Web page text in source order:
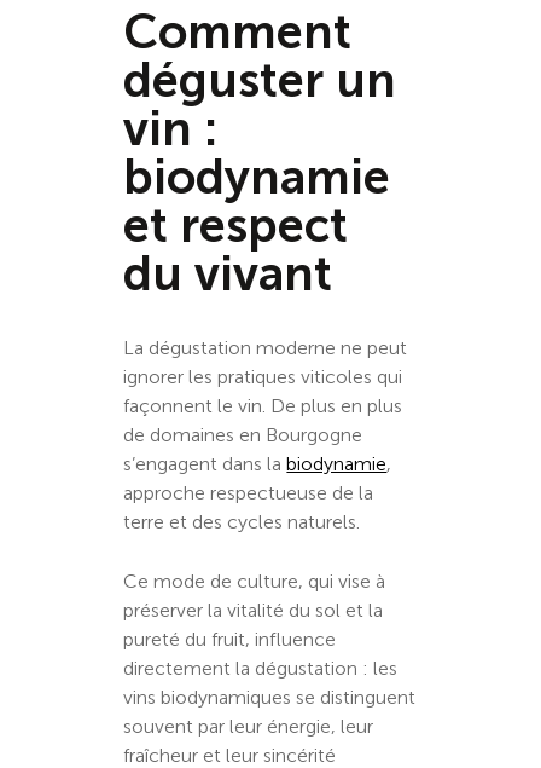
Comment
déguster un
vin :
biodynamie
et respect
du vivant
La dégustation moderne ne peut
ignorer les pratiques viticoles qui
façonnent le vin. De plus en plus
de domaines en Bourgogne
s’engagent dans labiodynamie,
approche respectueuse de la
terre et des cycles naturels.
Ce mode de culture, qui vise à
préserver la vitalité du sol et la
pureté du fruit, influence
directement la dégustation : les
vins biodynamiques se distinguent
souvent par leur énergie, leur
fraîcheur et leur sincérité